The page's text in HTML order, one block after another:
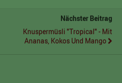
Nächster Beitrag
Knuspermüsli "Tropical" - Mit
Ananas, Kokos Und Mango